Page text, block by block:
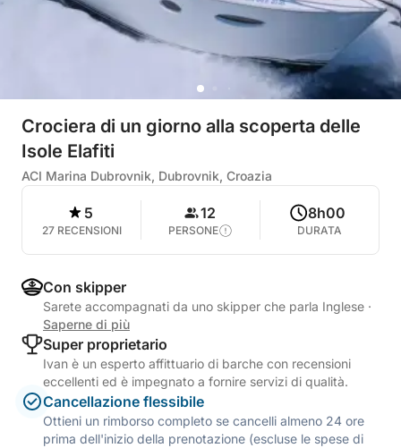
Crociera di un giorno alla scoperta delle
Isole Elafiti
ACI Marina Dubrovnik, Dubrovnik, Croazia
5
27 RECENSIONI
12
PERSONE
8h00
DURATA
Con skipper
Sarete accompagnati da uno skipper che parla Inglese ·
Saperne di più
Super proprietario
Ivan è un esperto affittuario di barche con recensioni
eccellenti ed è impegnato a fornire servizi di qualità.
Cancellazione flessibile
Ottieni un rimborso completo se cancelli almeno 24 ore
prima dell'inizio della prenotazione (escluse le spese di